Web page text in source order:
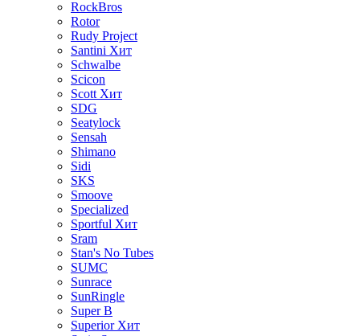
RockBros
Rotor
Rudy Project
Santini Хит
Schwalbe
Scicon
Scott Хит
SDG
Seatylock
Sensah
Shimano
Sidi
SKS
Smoove
Specialized
Sportful Хит
Sram
Stan's No Tubes
SUMC
Sunrace
SunRingle
Super B
Superior Хит